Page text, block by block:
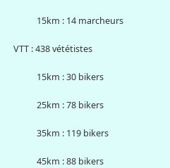
15km : 14 marcheurs
VTT : 438 vététistes
15km : 30 bikers
25km : 78 bikers
35km : 119 bikers
45km : 88 bikers